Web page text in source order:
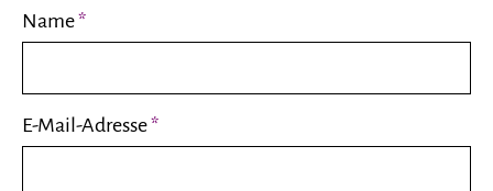
Name*
E-Mail-Adresse*